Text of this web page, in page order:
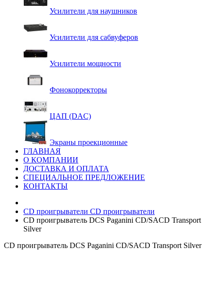
Усилители для наушников
Усилители для сабвуферов
Усилители мощности
Фонокорректоры
ЦАП (DAC)
Экраны проекционные
ГЛАВНАЯ
О КОМПАНИИ
ДОСТАВКА И ОПЛАТА
СПЕЦИАЛЬНОЕ ПРЕДЛОЖЕНИЕ
КОНТАКТЫ
CD проигрыватели CD проигрыватели
CD проигрыватель DCS Paganini CD/SACD Transport
Silver
CD проигрыватель DCS Paganini CD/SACD Transport Silver